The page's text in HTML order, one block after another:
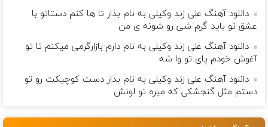
دانلود آهنگ علی زند وکیلی به نام بذار تا ها كنم دستاتو با
عشق تو باید گرم شی رو شونه ى من
دانلود آهنگ علی زند وکیلی به نام دارم بازارگرمی میكنم تا تو
آغوش خودم پای تو وا شه
دانلود آهنگ علی زند وکیلی به نام بذار دست كوچیكت رو تو
دستم مثل گنجشكی كه میره تو لونش